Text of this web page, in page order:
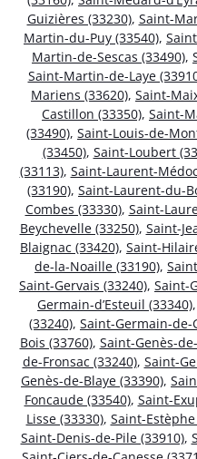
Guizières (33230), Saint-
Martin-du-Puy (33540),
Martin-de-Sescas (33490),
Saint-Martin-de-Laye
Mariens (33620), Saint-
Castillon (33350), Saint-
(33490), Saint-Louis-de-
(33450), Saint-Loubert
(33113), Saint-Laurent-
(33190), Saint-Laurent-du-
Combes (33330), Saint-
Beychevelle (33250), Saint-
Blaignac (33420), Saint-
de-la-Noaille (33190),
Saint-Gervais (33240), Saint-
Germain-d’Esteuil (33340),
(33240), Saint-Germain-de-
Bois (33760), Saint-Genès-
de-Fronsac (33240), Saint-
Genès-de-Blaye (33390),
Foncaude (33540), Saint-
Lisse (33330), Saint-Estèphe
Saint-Denis-de-Pile (33910),